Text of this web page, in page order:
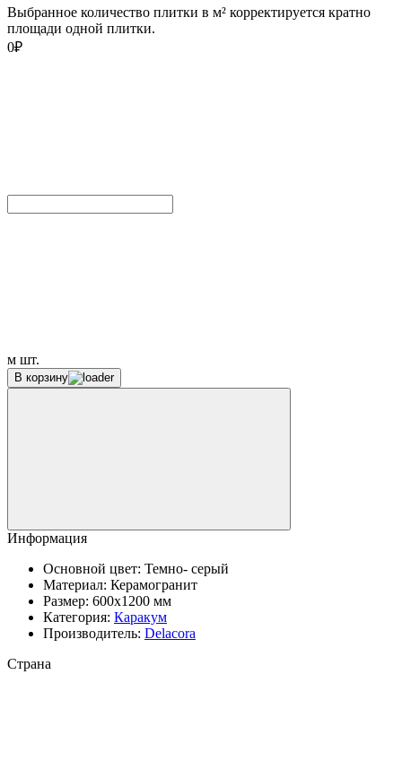
Выбранное количество плитки в м² корректируется кратно
площади одной плитки.
0₽
м шт.
В корзину
Информация
Основной цвет: Темно- серый
Материал: Керамогранит
Размер: 600x1200 мм
Категория: Каракум
Производитель: Delacora
Страна